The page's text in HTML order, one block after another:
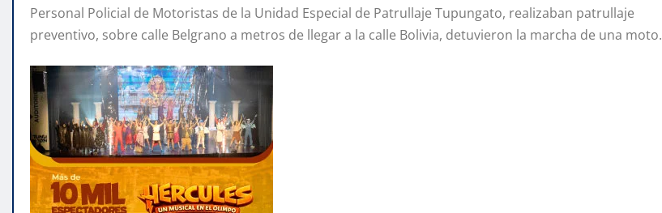
Personal Policial de Motoristas de la Unidad Especial de Patrullaje Tupungato, realizaban patrullaje
preventivo, sobre calle Belgrano a metros de llegar a la calle Bolivia, detuvieron la marcha de una moto.